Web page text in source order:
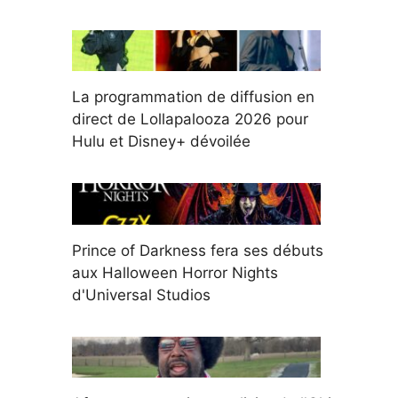
La programmation de diffusion en
direct de Lollapalooza 2026 pour
Hulu et Disney+ dévoilée
Prince of Darkness fera ses débuts
aux Halloween Horror Nights
d'Universal Studios